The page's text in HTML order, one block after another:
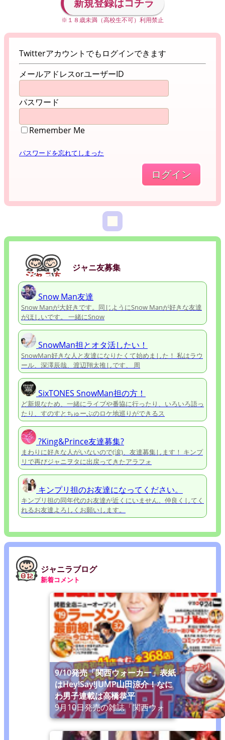
新規登録はコチラ
※１８歳未満（高校生不可）利用禁止
Twitterアカウントでもログインできます
メールアドレスorユーザーID
パスワード
Remember Me
パスワードを忘れてしまった
ジャニ友募集
Snow Man友達
Snow Manが大好きです。同じようにSnow Manが好きな友達
がほしいです。 一緒にSnow
SnowMan担とオタ活したい！
SnowMan好きな人と友達になりたくて始めました！ 私はラウ
ール、深澤辰哉、渡辺翔太推しです、 周
SixTONES SnowMan担の方！
ど新規なため、一緒にライブや番協に行ったり、いろいろ語っ
たり、すのすとちゅーぶのロケ地巡りができるス
?King&Prince友達募集?
まわりに好きな人がいないので(涙)、友達募集します！ キンプ
リで再びジャニヲタに出戻ってきたアラフォ
キンプリ担のお友達になってください。
キンプリ担の同年代のお友達が近くにいません。仲良くしてく
れるお友達よろしくお願いします。
ジャニラブログ
新着コメント
9/10発売「関西ウォーカー」表紙
はHey!Say!JUMP山田涼介！なに
わ男子連載は高橋恭平
9月10日発売の雑誌「関西ウォ